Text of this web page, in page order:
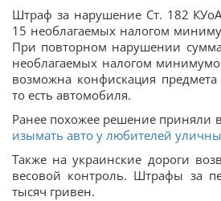
Штраф за нарушение Ст. 182
15 необлагаемых налогом
При повторном нарушении сумма
необлагаемых налогом
возможна конфискация
то есть автомобиля.
Ранее похожее решение приняли
изымать авто у любителей
Также на украинские дороги
весовой контроль. Штрафы за
тысяч гривен.